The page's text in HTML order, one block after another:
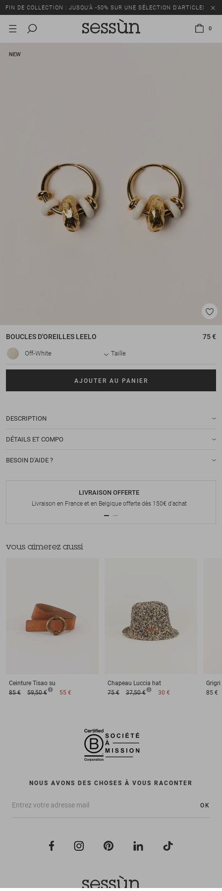
FIN DE COLLECTION : JUSQU’À -50% SUR UNE SÉLECTION D’ARTICLES
0
NEW
BOUCLES D'OREILLES LEELO 75 €
Off-White Taille
AJOUTER AU PANIER
DESCRIPTION
DÉTAILS ET COMPO
BESOIN D'AIDE ?
LIVRAISON OFFERTE
Livraison en France et en Belgique offerte dès 150€ d'achat
vous aimerez aussi
Ceinture Tisao su
85 €
59,50 € 55 €
Chapeau Luccia hat
75 €
37,50 € 30 €
Grigri
85 €
NOUS AVONS DES CHOSES À VOUS RACONTER
OK